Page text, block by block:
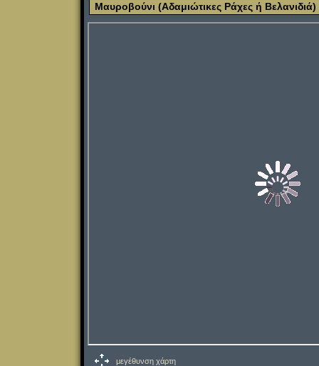
Μαυροβούνι (Αδαμιώτικες Ράχες ή Βελανιδιά)
μεγέθυνση χάρτη